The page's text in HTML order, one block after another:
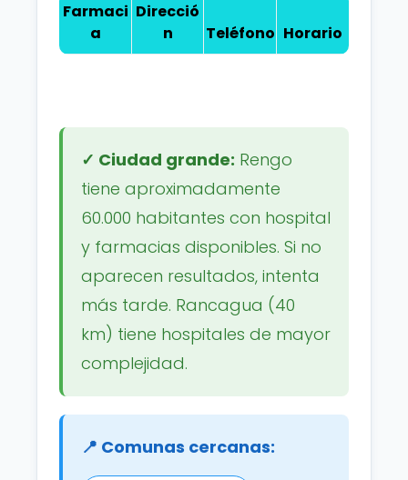
Farmaci
a
Direcció
n
Teléfono Horario
✓ Ciudad grande: Rengo
tiene aproximadamente
60.000 habitantes con hospital
y farmacias disponibles. Si no
aparecen resultados, intenta
más tarde. Rancagua (40
km) tiene hospitales de mayor
complejidad.
📍 Comunas cercanas: